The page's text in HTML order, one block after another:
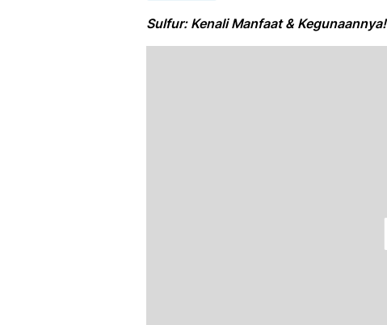
Sulfur: Kenali Manfaat & Kegunaannya!